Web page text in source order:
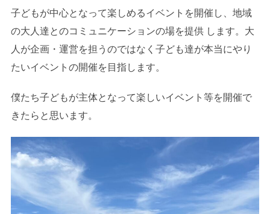
子どもが中心となって楽しめるイベントを開催し、地域
の大人達とのコミュニケーションの場を提供 します。大
人が企画・運営を担うのではなく子ども達が本当にやり
たいイベントの開催を目指します。
僕たち子どもが主体となって楽しいイベント等を開催で
きたらと思います。